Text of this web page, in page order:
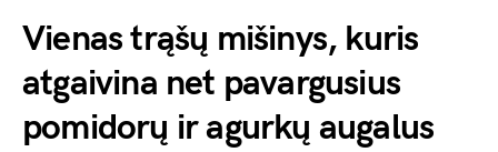
Vienas trąšų mišinys, kuris
atgaivina net pavargusius
pomidorų ir agurkų augalus